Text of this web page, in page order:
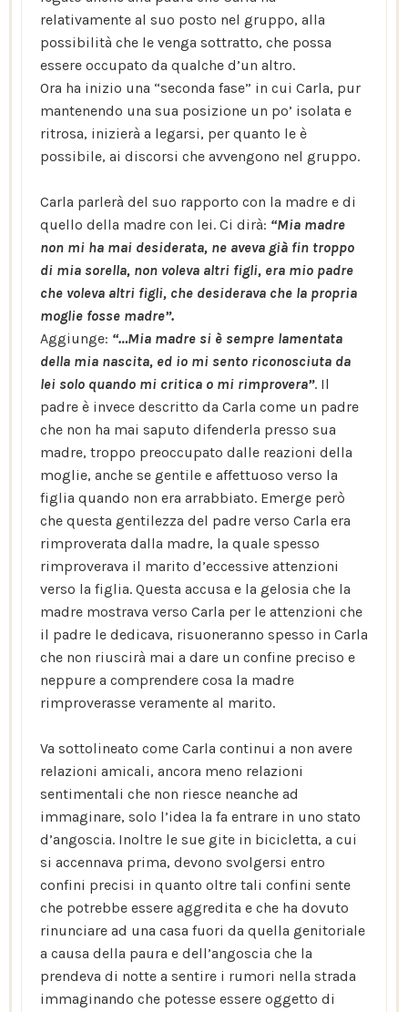
relativamente al suo posto nel gruppo, alla
possibilità che le venga sottratto, che possa
essere occupato da qualche d’un altro.
Ora ha inizio una “seconda fase” in cui Carla, pur
mantenendo una sua posizione un po’ isolata e
ritrosa, inizierà a legarsi, per quanto le è
possibile, ai discorsi che avvengono nel gruppo.
Carla parlerà del suo rapporto con la madre e di
quello della madre con lei. Ci dirà: “Mia madre
non mi ha mai desiderata, ne aveva già fin troppo
di mia sorella, non voleva altri figli, era mio padre
che voleva altri figli, che desiderava che la propria
moglie fosse madre”.
Aggiunge: “…Mia madre si è sempre lamentata
della mia nascita, ed io mi sento riconosciuta da
lei solo quando mi critica o mi rimprovera”. Il
padre è invece descritto da Carla come un padre
che non ha mai saputo difenderla presso sua
madre, troppo preoccupato dalle reazioni della
moglie, anche se gentile e affettuoso verso la
figlia quando non era arrabbiato. Emerge però
che questa gentilezza del padre verso Carla era
rimproverata dalla madre, la quale spesso
rimproverava il marito d’eccessive attenzioni
verso la figlia. Questa accusa e la gelosia che la
madre mostrava verso Carla per le attenzioni che
il padre le dedicava, risuoneranno spesso in Carla
che non riuscirà mai a dare un confine preciso e
neppure a comprendere cosa la madre
rimproverasse veramente al marito.
Va sottolineato come Carla continui a non avere
relazioni amicali, ancora meno relazioni
sentimentali che non riesce neanche ad
immaginare, solo l’idea la fa entrare in uno stato
d’angoscia. Inoltre le sue gite in bicicletta, a cui
si accennava prima, devono svolgersi entro
confini precisi in quanto oltre tali confini sente
che potrebbe essere aggredita e che ha dovuto
rinunciare ad una casa fuori da quella genitoriale
a causa della paura e dell’angoscia che la
prendeva di notte a sentire i rumori nella strada
immaginando che potesse essere oggetto di